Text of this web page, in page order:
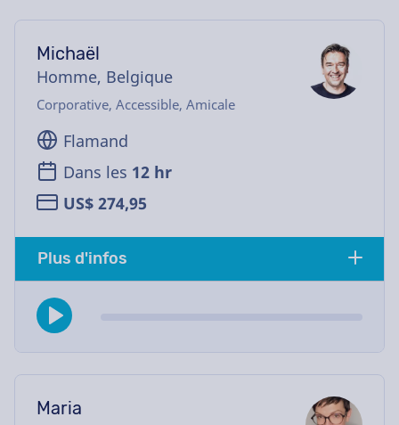
Michaël
Homme, Belgique
Corporative, Accessible, Amicale
Flamand
Dans les 12 hr
US$ 274,95
Plus d'infos
Maria